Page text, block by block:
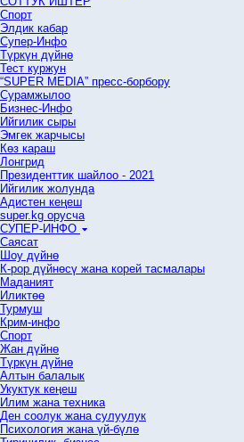
Спорт
Элдик кабар
Супер-Инфо
Түркүн дүйнө
Тест куржун
“SUPER MEDIA” пресс-борбору
Сурамжылоо
Бизнес-Инфо
Ийгилик сыры
Эмгек жарчысы
Көз караш
Лонгрид
Президенттик шайлоо - 2021
Ийгилик жолунда
Адистен кеңеш
super.kg орусча
СУПЕР-ИНФО
Саясат
Шоу дүйнө
К-рор дүйнөсү жана корей тасмалары
Маданият
Иликтөө
Турмуш
Крим-инфо
Спорт
Жан дүйнө
Түркүн дүйнө
Алтын балалык
Укуктук кеӊеш
Илим жана техника
Ден соолук жана сулуулук
Психология жана үй-бүлө